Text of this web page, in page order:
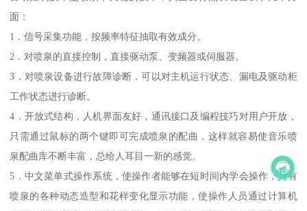
面：
1．信号采集功能，按频率特征抽取有效成分。
2．对喷泉的直接控制，直接驱动泵、变频器或伺服器。
3．对喷泉设备进行故障诊断，可以对主机运行状态、漏电及驱动柜
工作状态进行诊断。
4．开放式结构，人机界面友好，通讯接口及编程技巧对用户开放，
只需通过鼠标的两个键即可完成喷泉的配曲，这样就容易使音乐喷
泉配曲库不断丰富，总给人耳目一新的感觉。
5．中文菜单式操作系统，使操作者能够在短时间内学会操作，具有
喷泉的各种动态造型和花样变化显示功能，使操作人员通过计算机